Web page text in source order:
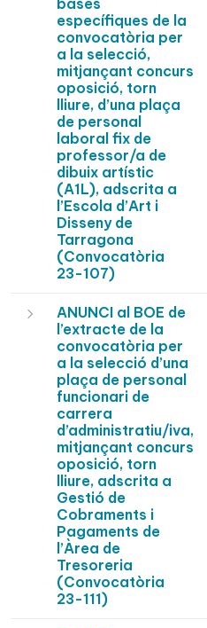
bases
específiques de la
convocatòria per
a la selecció,
mitjançant concurs
oposició, torn
lliure, d’una plaça
de personal
laboral fix de
professor/a de
dibuix artístic
(A1L), adscrita a
l’Escola d’Art i
Disseny de
Tarragona
(Convocatòria
23-107)
ANUNCI al BOE de
l’extracte de la
convocatòria per
a la selecció d’una
plaça de personal
funcionari de
carrera
d’administratiu/iva,
mitjançant concurs
oposició, torn
lliure, adscrita a
Gestió de
Cobraments i
Pagaments de
l’Àrea de
Tresoreria
(Convocatòria
23-111)